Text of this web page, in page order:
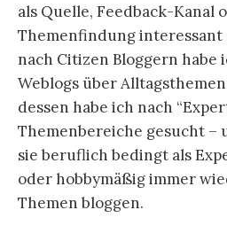
als Quelle, Feedback-Kanal
Themenfindung interessant
nach Citizen Bloggern habe
Weblogs über
dessen habe ich nach
Themenbereiche gesucht –
sie beruflich bedingt als
oder hobbymäßig immer
Themen bloggen.